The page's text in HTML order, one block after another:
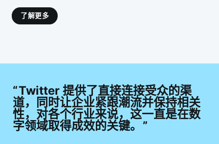
了解更多
Twitter 提供了直接连接受众的渠
道，同时让企业紧跟潮流并保持相关
性，对各个行业来说，这一直是在数
字领域取得成效的关键。